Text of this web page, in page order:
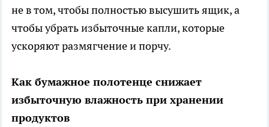
не в том, чтобы полностью высушить ящик, а
чтобы убрать избыточные капли, которые
ускоряют размягчение и порчу.
Как бумажное полотенце снижает
избыточную влажность при хранении
продуктов